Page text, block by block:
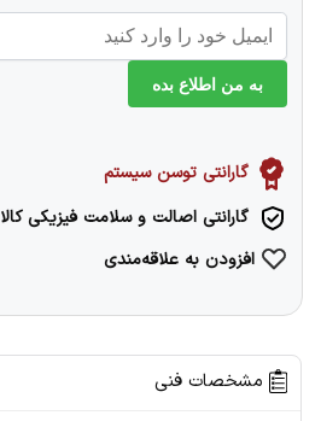
به من اطلاع بده
گارانتی توسن سیستم
گارانتی اصالت و سلامت فیزیکی کالا
افزودن به علاقه‌مندی
مشخصات فنی